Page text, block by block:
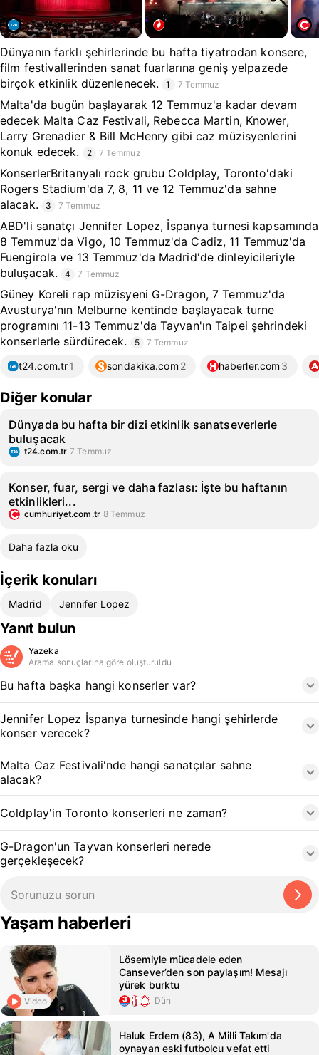
Dünyanın farklı şehirlerinde bu hafta tiyatrodan konsere,
film festivallerinden sanat fuarlarına geniş yelpazede
birçok etkinlik düzenlenecek.
1 7 Temmuz
Malta'da bugün başlayarak 12 Temmuz'a kadar devam
edecek Malta Caz Festivali, Rebecca Martin, Knower,
Larry Grenadier & Bill McHenry gibi caz müzisyenlerini
konuk edecek.
2 7 Temmuz
KonserlerBritanyalı rock grubu Coldplay, Toronto'daki
Rogers Stadium'da 7, 8, 11 ve 12 Temmuz'da sahne
alacak.
3 7 Temmuz
ABD'li sanatçı Jennifer Lopez, İspanya turnesi kapsamında
8 Temmuz'da Vigo, 10 Temmuz'da Cadiz, 11 Temmuz'da
Fuengirola ve 13 Temmuz'da Madrid'de dinleyicileriyle
buluşacak.
4 7 Temmuz
Güney Koreli rap müzisyeni G-Dragon, 7 Temmuz'da
Avusturya'nın Melburne kentinde başlayacak turne
programını 11-13 Temmuz'da Tayvan'ın Taipei şehrindeki
konserlerle sürdürecek.
5 7 Temmuz
t24.com.tr1 sondakika.com 2 haberler.com 3
Diğer konular
Dünyada bu hafta bir dizi etkinlik sanatseverlerle
buluşacak
t24.com.tr 7 Temmuz
Konser, fuar, sergi ve daha fazlası: İşte bu haftanın
etkinlikleri...
cumhuriyet.com.tr 8 Temmuz
Daha fazla oku
İçerik konuları
Madrid Jennifer Lopez
Yanıt bulun
Yazeka
Arama sonuçlarına göre oluşturuldu
Bu hafta başka hangi konserler var?
Jennifer Lopez İspanya turnesinde hangi şehirlerde
konser verecek?
Malta Caz Festivali'nde hangi sanatçılar sahne
alacak?
Coldplay'in Toronto konserleri ne zaman?
G-Dragon'un Tayvan konserleri nerede
gerçekleşecek?
Yaşam haberleri
Video
Lösemiyle mücadele eden
Cansever’den son paylaşım! Mesajı
yürek burktu
Dün
Haluk Erdem (83), A Milli Takım'da
oynayan eski futbolcu vefat etti